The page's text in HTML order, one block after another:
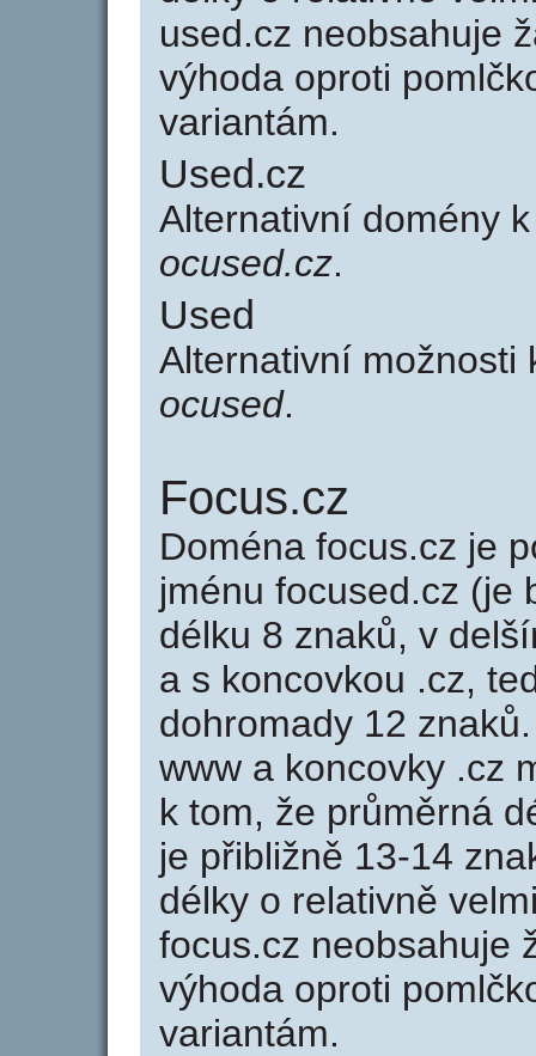
used.cz neobsahuje
výhoda oproti
variantám.
Used.cz
Alternativní domény
ocused.cz.
Used
Alternativní
ocused.
Focus.cz
Doména focus.cz je
jménu focused.cz (je
délku 8 znaků, v
a s koncovkou .cz,
dohromady 12
www a koncovky .cz
k tom, že průměrná
je přibližně 13-14
délky o relativně
focus.cz neobsahuje
výhoda oproti
variantám.